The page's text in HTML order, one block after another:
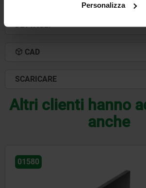
Personalizza
DETTAGLI
CAD
SCARICARE
Altri clienti hanno
anche